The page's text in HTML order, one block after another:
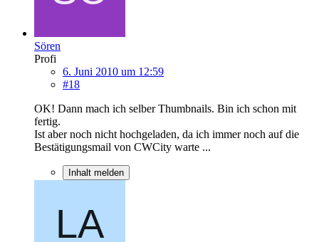
Sören
Profi
6. Juni 2010 um 12:59
#18
OK! Dann mach ich selber Thumbnails. Bin ich schon mit
fertig.
Ist aber noch nicht hochgeladen, da ich immer noch auf die
Bestätigungsmail von CWCity warte ...
Inhalt melden